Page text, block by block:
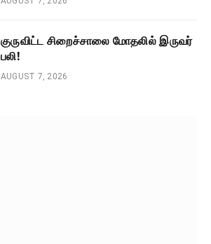
குருவிட்ட சிறைச்சாலை மோதலில் இருவர்
பலி!
AUGUST 7, 2026